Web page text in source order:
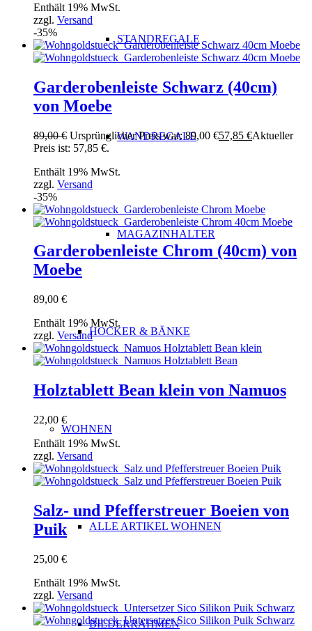
STANDREGALE
WANDREGALE
MAGAZINHALTER
HOCKER & BÄNKE
WOHNEN
ALLE ARTIKEL WOHNEN
BILDERRAHMEN
Enthält 19% MwSt.
zzgl. Versand
-35%
Garderobenleiste Schwarz (40cm)
von Moebe
89,00€ Ursprünglicher Preis war: 89,00 €57,85 €Aktueller
Preis ist: 57,85 €.
Enthält 19% MwSt.
zzgl. Versand
-35%
Garderobenleiste Chrom (40cm) von
Moebe
89,00 €
Enthält 19% MwSt.
zzgl. Versand
Holztablett Bean klein von Namuos
22,00 €
Enthält 19% MwSt.
zzgl. Versand
Salz- und Pfefferstreuer Boeien von
Puik
25,00 €
Enthält 19% MwSt.
zzgl. Versand